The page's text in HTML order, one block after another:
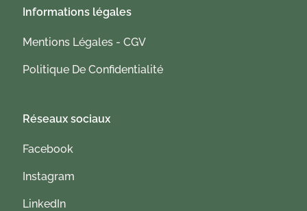
Informations légales
Mentions Légales - CGV
Politique De Confidentialité
Réseaux sociaux
Facebook
Instagram
LinkedIn